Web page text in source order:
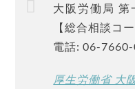
大阪労働局 第
【総合相談コ
電話: 06-
厚生労働省 大